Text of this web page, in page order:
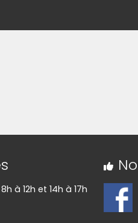
à 12h et 14h à 17h